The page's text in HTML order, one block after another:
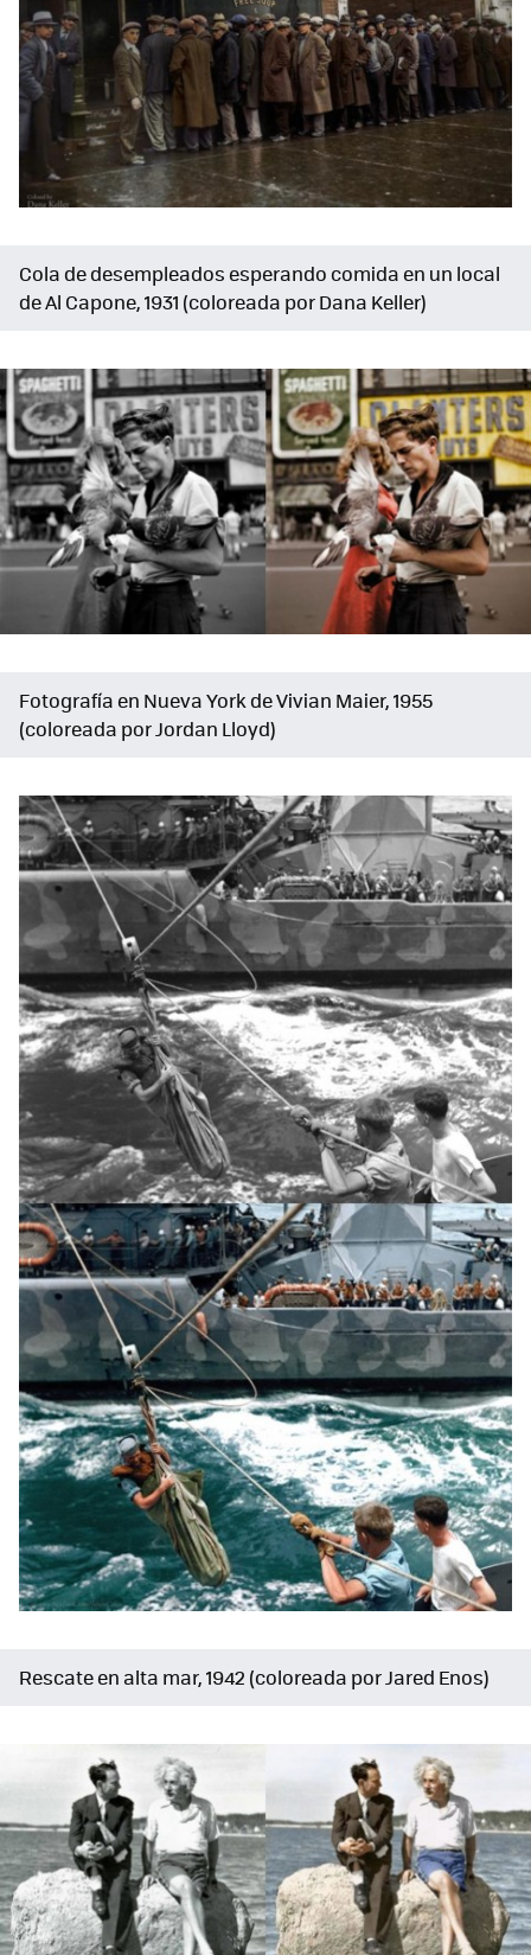
Cola de desempleados esperando comida en un local
de Al Capone, 1931 (coloreada por Dana Keller)
Fotografía en Nueva York de Vivian Maier, 1955
(coloreada por Jordan Lloyd)
Rescate en alta mar, 1942 (coloreada por Jared Enos)